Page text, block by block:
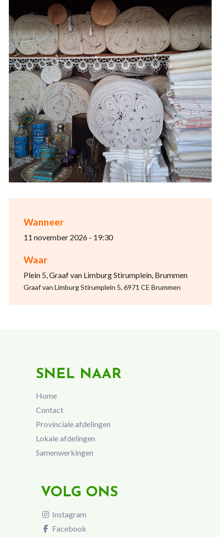
Wanneer
11 november 2026 - 19:30
Waar
Plein 5, Graaf van Limburg Stirumplein, Brummen
Graaf van Limburg Stirumplein 5, 6971 CE Brummen
SNEL NAAR
Home
Contact
Provinciale afdelingen
Lokale afdelingen
Samenwerkingen
VOLG ONS
Instagram
Facebook